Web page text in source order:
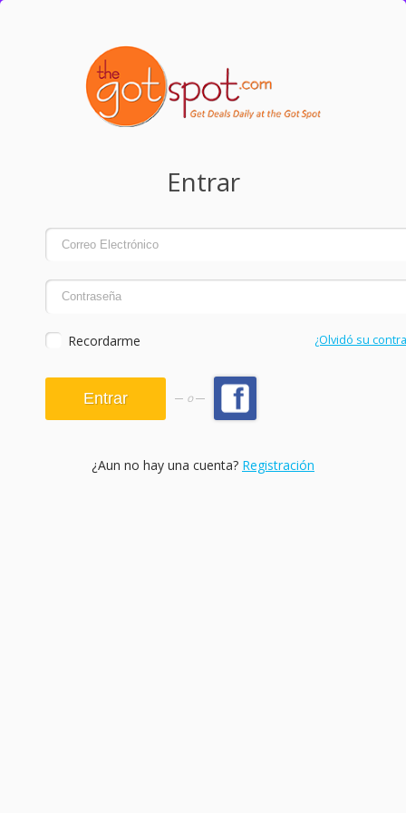
Entrar
Recordarme ¿Olvidó su
o
¿Aun no hay una cuenta? Registración